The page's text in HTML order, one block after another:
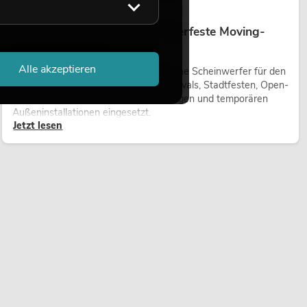
Outdoor Moving-Heads: Wetterfeste Moving-
Heads bei Events
Outdoor Moving-Heads sind bewegliche Scheinwerfer für den
Einsatz im Freien. Sie werden bei Festivals, Stadtfesten, Open-
Air-Konzerten, Architekturinszenierungen und temporären
Außeninstallationen eingesetzt.
Jetzt lesen
Alle akzeptieren